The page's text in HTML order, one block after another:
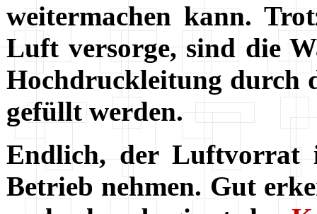
weitermachen kann.
Luft versorge, sind die
Hochdruckleitung durch
gefüllt werden.
Endlich, der Luftvorrat
Betrieb nehmen. Gut